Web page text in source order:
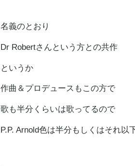
名義のとおり
Dr Robertさんという方との共作
というか
作曲＆プロデュースもこの方で
歌も半分くらいは歌ってるので
P.P. Arnold色は半分もしくはそれ以